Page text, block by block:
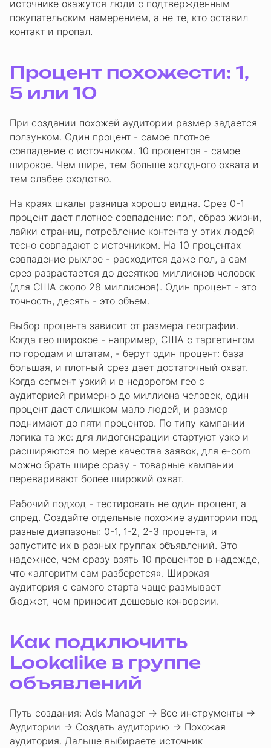
источнике окажутся люди с подтвержденным
покупательским намерением, а не те, кто оставил
контакт и пропал.
Процент похожести: 1,
5 или 10
При создании похожей аудитории размер задается
ползунком. Один процент - самое плотное
совпадение с источником. 10 процентов - самое
широкое. Чем шире, тем больше холодного охвата и
тем слабее сходство.
На краях шкалы разница хорошо видна. Срез 0-1
процент дает плотное совпадение: пол, образ жизни,
лайки страниц, потребление контента у этих людей
тесно совпадают с источником. На 10 процентах
совпадение рыхлое - расходится даже пол, а сам
срез разрастается до десятков миллионов человек
(для США около 28 миллионов). Один процент - это
точность, десять - это объем.
Выбор процента зависит от размера географии.
Когда гео широкое - например, США с таргетингом
по городам и штатам, - берут один процент: база
большая, и плотный срез дает достаточный охват.
Когда сегмент узкий и в недорогом гео с
аудиторией примерно до миллиона человек, один
процент дает слишком мало людей, и размер
поднимают до пяти процентов. По типу кампании
логика та же: для лидогенерации стартуют узко и
расширяются по мере качества заявок, для e-com
можно брать шире сразу - товарные кампании
переваривают более широкий охват.
Рабочий подход - тестировать не один процент, а
спред. Создайте отдельные похожие аудитории под
разные диапазоны: 0-1, 1-2, 2-3 процента, и
запустите их в разных группах объявлений. Это
надежнее, чем сразу взять 10 процентов в надежде,
что «алгоритм сам разберется». Широкая
аудитория с самого старта чаще размывает
бюджет, чем приносит дешевые конверсии.
Как подключить
Lookalike в группе
объявлений
Путь создания: Ads Manager → Все инструменты →
Аудитории → Создать аудиторию → Похожая
аудитория. Дальше выбираете источник